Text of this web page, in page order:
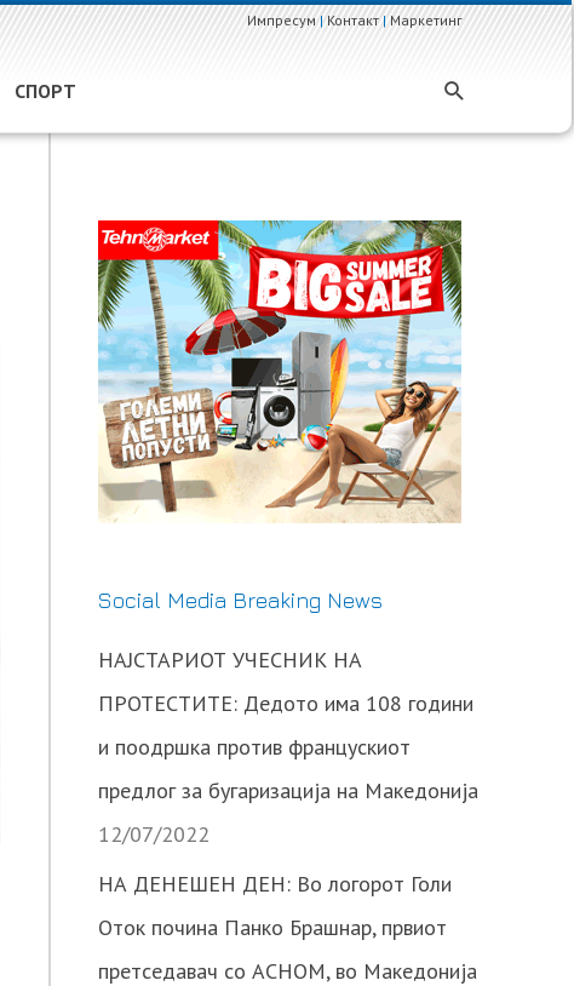
Импресум|Контакт|Маркетинг
СПОРТ
Social Media Breaking News
НАЈСТАРИОТ УЧЕСНИК НА
ПРОТЕСТИТЕ: Дедото има 108 години
и поодршка против францускиот
предлог за бугаризација на Македонија
12/07/2022
НА ДЕНЕШЕН ДЕН: Во логорот Голи
Оток почина Панко Брашнар, првиот
претседавач со АСНОМ, во Македонија